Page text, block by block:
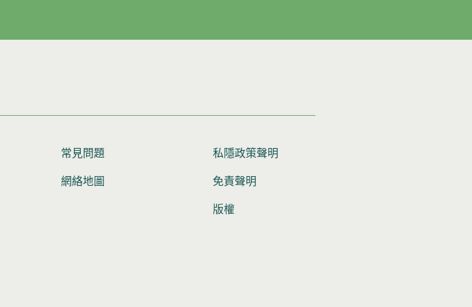
常見問題
網絡地圖
私隱政策聲明
免責聲明
版權